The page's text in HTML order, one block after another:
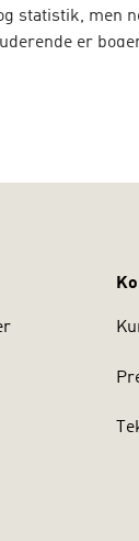
statistik, men
er